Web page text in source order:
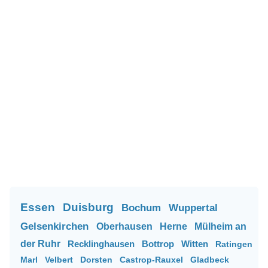
Essen Duisburg Bochum
Wuppertal
Gelsenkirchen
Oberhausen Herne
Mülheim an
der Ruhr
Recklinghausen Bottrop Witten
Ratingen
Marl
Velbert Dorsten Castrop-Rauxel Gladbeck